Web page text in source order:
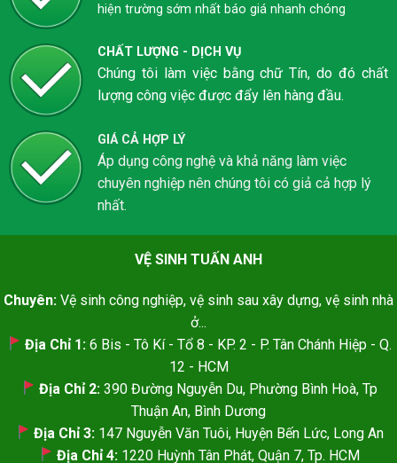
hiện trường sớm nhất báo giá nhanh chóng
CHẤT LƯỢNG - DỊCH VỤ
Chúng tôi làm việc bằng chữ Tín, do đó chất
lượng công việc được đẩy lên hàng đầu.
GIÁ CẢ HỢP LÝ
Áp dụng công nghệ và khả năng làm việc
chuyên nghiệp nên chúng tôi có giả cả hợp lý
nhất.
VỆ SINH TUẤN ANH
Chuyên: Vệ sinh công nghiệp, vệ sinh sau xây dựng, vệ sinh nhà
ở...
Địa Chỉ 1: 6 Bis - Tô Kí - Tổ 8 - KP. 2 - P. Tân Chánh Hiệp - Q.
12 - HCM
Địa Chỉ 2: 390 Đường Nguyễn Du, Phường Bình Hoà, Tp
Thuận An, Bình Dương
Địa Chỉ 3:147 Nguyễn Văn Tuôi, Huyện Bến Lức, Long An
Địa Chỉ 4: 1220 Huỳnh Tân Phát, Quận 7, Tp. HCM